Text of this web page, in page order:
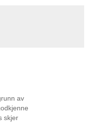
av
skjer